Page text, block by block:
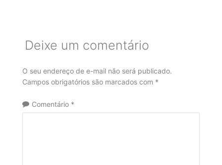
Deixe um comentário
O seu endereço de e-mail não será publicado.
Campos obrigatórios são marcados com *
Comentário *